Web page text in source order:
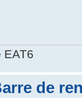
EAT6
de